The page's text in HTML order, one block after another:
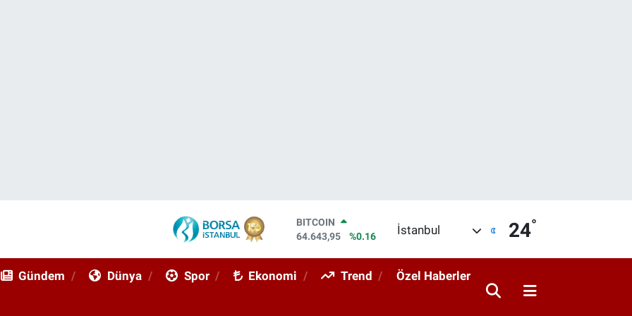
DOLAR
47,6704
%0
STERLİN
İstanbul 24°
Gündem Dünya Spor Ekonomi Trend Özel Haberler